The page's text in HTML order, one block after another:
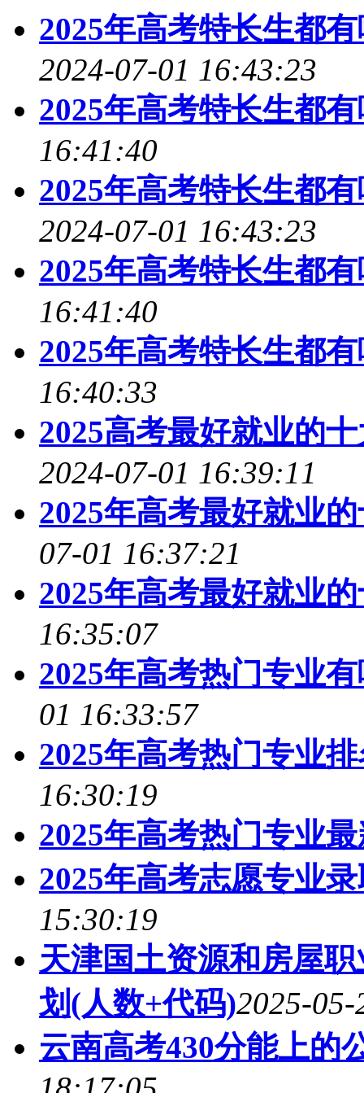
2025年高考特长生都
2024-07-01 16:43:23
2025年高考特长生都
16:41:40
2025年高考特长生都
2024-07-01 16:43:23
2025年高考特长生都
16:41:40
2025年高考特长生都
16:40:33
2025高考最好就业的
2024-07-01 16:39:11
2025年高考最好就业
07-01 16:37:21
2025年高考最好就业
16:35:07
2025年高考热门专业
01 16:33:57
2025年高考热门专业
16:30:19
2025年高考热门专业
2025年高考志愿专业
15:30:19
天津国土资源和房屋
划(人数+代码)2025-
云南高考430分能上的